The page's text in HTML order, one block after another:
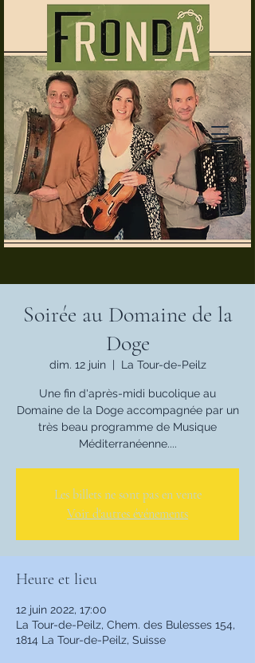
Soirée au Domaine de la
Doge
dim. 12 juin
  |
La Tour-de-Peilz
Une fin d'après-midi bucolique au
Domaine de la Doge accompagnée par un
très beau programme de Musique
Méditerranéenne....
Les billets ne sont pas en vente
Voir d'autres événements
Heure et lieu
12 juin 2022, 17:00
La Tour-de-Peilz, Chem. des Bulesses 154,
1814 La Tour-de-Peilz, Suisse